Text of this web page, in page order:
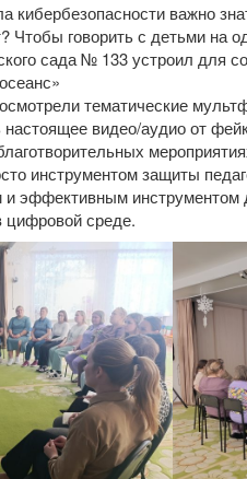
кибербезопасности важно
Чтобы говорить с детьми на
сада № 133 устроил для
тематические
видео/аудио от
инструментом защиты
и эффективным инструментом
цифровой среде.